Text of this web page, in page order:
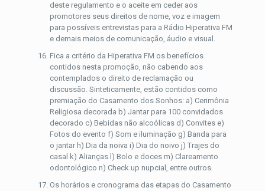
deste regulamento e o aceite em ceder aos
promotores seus direitos de nome, voz e imagem
para possíveis entrevistas para a Rádio Hiperativa FM
e demais meios de comunicação, áudio e visual.
Fica a critério da Hiperativa FM os benefícios
contidos nesta promoção, não cabendo aos
contemplados o direito de reclamação ou
discussão. Sinteticamente, estão contidos como
premiação do Casamento dos Sonhos: a) Cerimônia
Religiosa decorada b) Jantar para 100 convidados
decorado c) Bebidas não alcoólicas d) Convites e)
Fotos do evento f) Som e iluminação g) Banda para
o jantar h) Dia da noiva i) Dia do noivo j) Trajes do
casal k) Alianças l) Bolo e doces m) Clareamento
odontológico n) Check up nupcial, entre outros.
Os horários e cronograma das etapas do Casamento